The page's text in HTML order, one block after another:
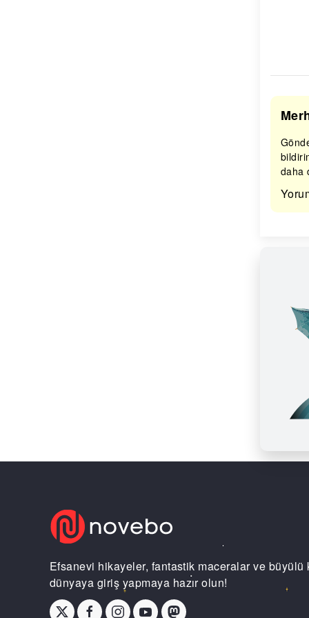
daha
Efsanevi hikayeler, fantastik maceralar ve
dünyaya giriş yapmaya hazır olun!